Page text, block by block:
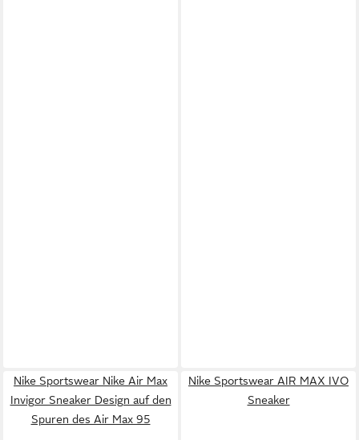
Nike Sportswear Nike Air Max
Invigor Sneaker Design auf den
Spuren des Air Max 95
Nike Sportswear AIR MAX IVO
Sneaker